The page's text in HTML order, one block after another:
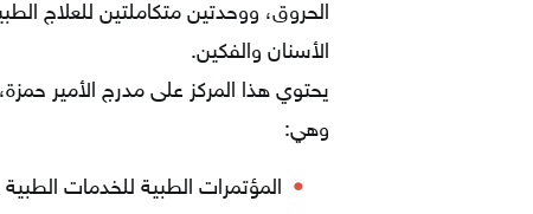
الحروق، ووحدتين متكاملتين للعلاج
الأسنان والفكين.
يحتوي هذا المركز على مدرج الأمير
وهي:
المؤتمرات الطبية للخدمات الطبية